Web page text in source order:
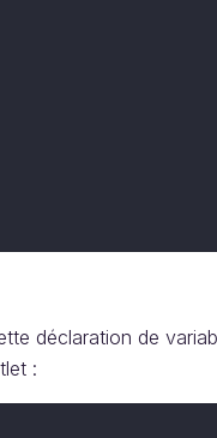
déclaration de
: